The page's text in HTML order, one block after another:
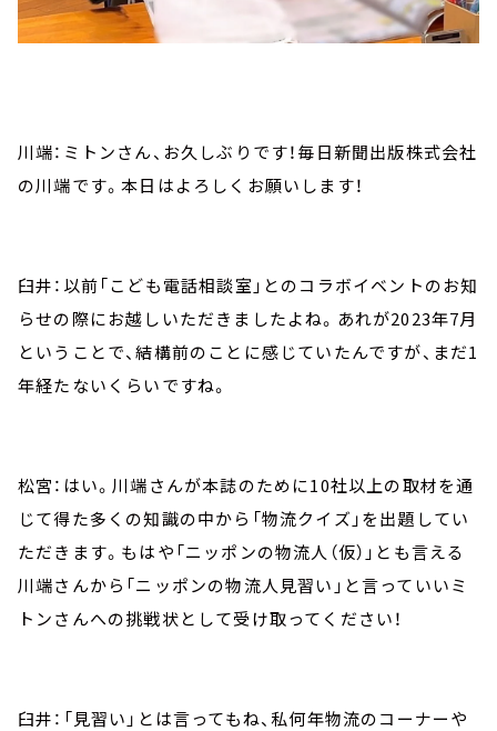
川端：ミトンさん、お久しぶりです！毎日新聞出版株式会社
の川端です。本日はよろしくお願いします！
臼井：以前「こども電話相談室」とのコラボイベントのお知
らせの際にお越しいただきましたよね。あれが2023年7月
ということで、結構前のことに感じていたんですが、まだ1
年経たないくらいですね。
松宮：はい。川端さんが本誌のために10社以上の取材を通
じて得た多くの知識の中から「物流クイズ」を出題してい
ただきます。もはや「ニッポンの物流人（仮）」とも言える
川端さんから「ニッポンの物流人見習い」と言っていいミ
トンさんへの挑戦状として受け取ってください！
臼井：「見習い」とは言ってもね、私何年物流のコーナーや